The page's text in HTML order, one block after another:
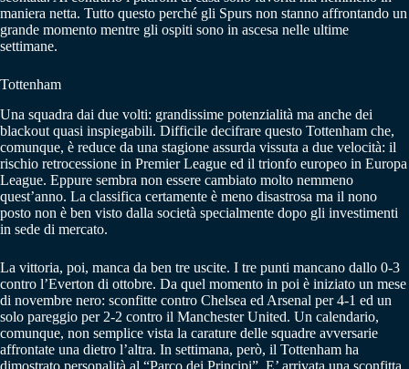
maniera netta. Tutto questo perché gli Spurs non stanno affrontando un
grande momento mentre gli ospiti sono in ascesa nelle ultime
settimane.
Tottenham
Una squadra dai due volti: grandissime potenzialità ma anche dei
blackout quasi inspiegabili. Difficile decifrare questo Tottenham che,
comunque, è reduce da una stagione assurda vissuta a due velocità: il
rischio retrocessione in Premier League ed il trionfo europeo in Europa
League. Eppure sembra non essere cambiato molto nemmeno
quest’anno. La classifica certamente è meno disastrosa ma il nono
posto non è ben visto dalla società specialmente dopo gli investimenti
in sede di mercato.
La vittoria, poi, manca da ben tre uscite. I tre punti mancano dallo 0-3
contro l’Everton di ottobre. Da quel momento in poi è iniziato un mese
di novembre nero: sconfitte contro Chelsea ed Arsenal per 4-1 ed un
solo pareggio per 2-2 contro il Manchester United. Un calendario,
comunque, non semplice vista la carature delle squadre avversarie
affrontate una dietro l’altra. In settimana, però, il Tottenham ha
dimostrato personalità al “Parco dei Principi”. E’ arrivata una sconfitta